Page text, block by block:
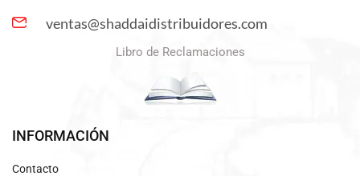
ventas@shaddaidistribuidores.com
Libro de Reclamaciones
INFORMACIÓN
Contacto